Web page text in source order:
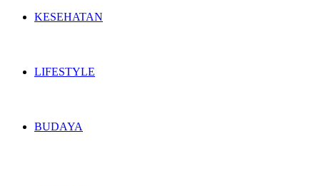
KESEHATAN
LIFESTYLE
BUDAYA